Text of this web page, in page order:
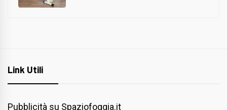
Link Utili
Pubblicità su Spaziofoggia.it